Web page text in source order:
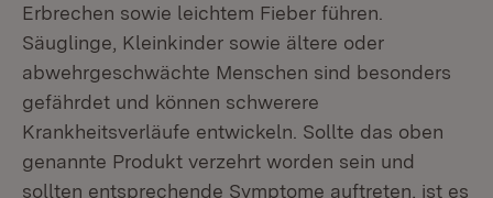
Erbrechen sowie leichtem Fieber führen.
Säuglinge, Kleinkinder sowie ältere oder
abwehrgeschwächte Menschen sind besonders
gefährdet und können schwerere
Krankheitsverläufe entwickeln. Sollte das oben
genannte Produkt verzehrt worden sein und
sollten entsprechende Symptome auftreten, ist es